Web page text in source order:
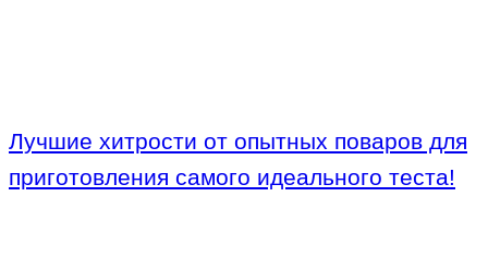
Лучшие хитрости от опытных поваров для
приготовления самого идеального теста!